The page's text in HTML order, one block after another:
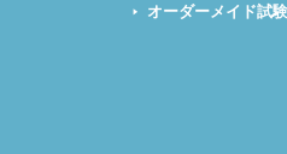
オーダーメイド試